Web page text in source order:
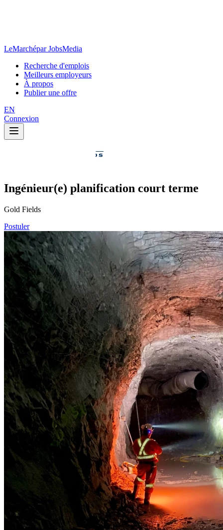
LeMarchépar JobsMedia
Recherche d'emplois
Meilleurs employeurs
À propos
Publier une offre
EN
Connexion
Ingénieur(e) planification court terme
Gold Fields
Postuler